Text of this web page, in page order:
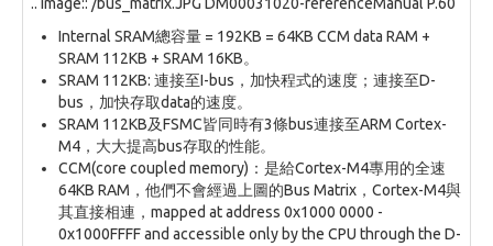
Internal SRAM總容量 = 192KB = 64KB CCM data RAM +
SRAM 112KB + SRAM 16KB。
SRAM 112KB: 連接至I-bus，加快程式的速度；連接至D-
bus，加快存取data的速度。
SRAM 112KB及FSMC皆同時有3條bus連接至ARM Cortex-
M4，大大提高bus存取的性能。
CCM(core coupled memory)：是給Cortex-M4專用的全速
64KB RAM，他們不會經過上圖的Bus Matrix，Cortex-M4與
其直接相連，mapped at address 0x1000 0000 -
0x1000FFFF and accessible only by the CPU through the D-